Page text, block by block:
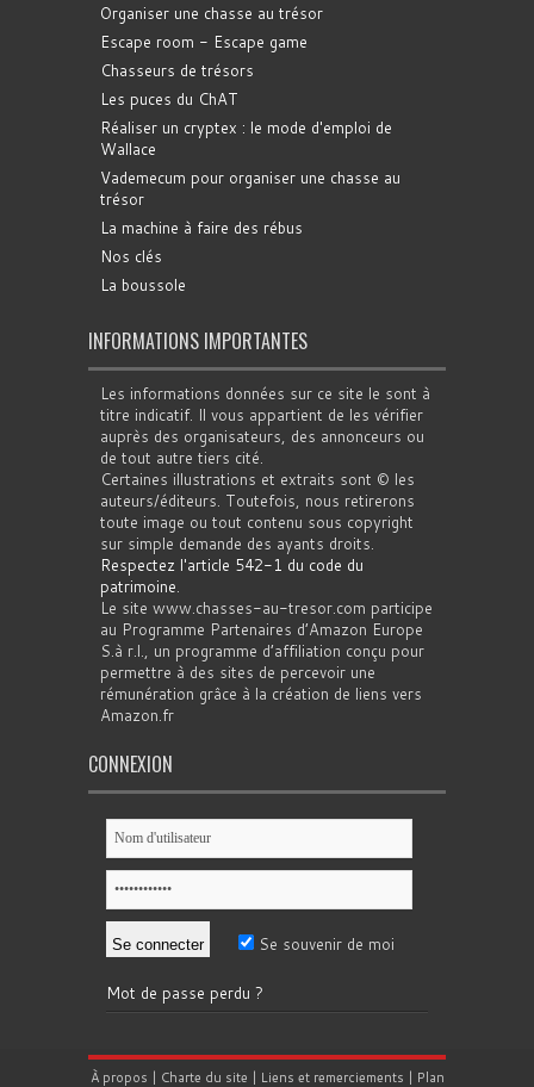
Organiser une chasse au trésor
Escape room - Escape game
Chasseurs de trésors
Les puces du ChAT
Réaliser un cryptex : le mode d'emploi de
Wallace
Vademecum pour organiser une chasse au
trésor
La machine à faire des rébus
Nos clés
La boussole
INFORMATIONS IMPORTANTES
Les informations données sur ce site le sont à
titre indicatif. Il vous appartient de les vérifier
auprès des organisateurs, des annonceurs ou
de tout autre tiers cité.
Certaines illustrations et extraits sont © les
auteurs/éditeurs. Toutefois, nous retirerons
toute image ou tout contenu sous copyright
sur simple demande des ayants droits.
Respectez l'article 542-1 du code du
patrimoine
Le site www.chasses-au-tresor.com participe
au Programme Partenaires d’Amazon Europe
S.à r.l., un programme d’affiliation conçu pour
permettre à des sites de percevoir une
rémunération grâce à la création de liens vers
Amazon.fr
CONNEXION
Se souvenir de moi
Mot de passe perdu ?
À propos | Charte du site | Liens et remerciements | Plan